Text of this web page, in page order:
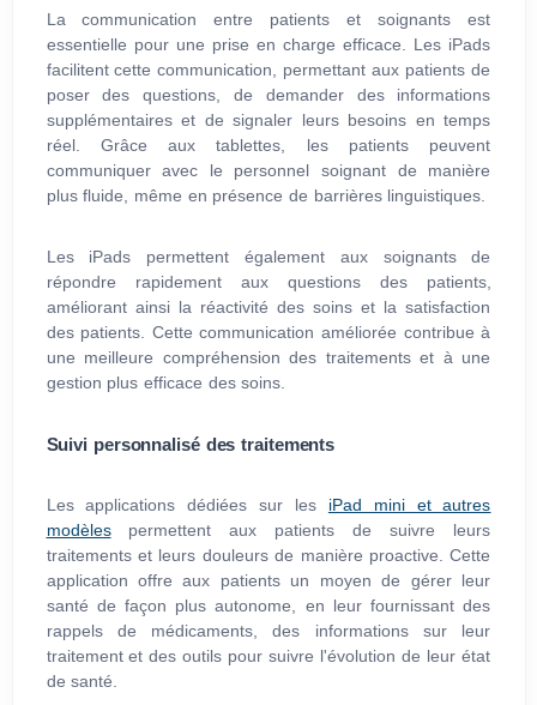
La communication entre patients et soignants est
essentielle pour une prise en charge efficace. Les iPads
facilitent cette communication, permettant aux patients de
poser des questions, de demander des informations
supplémentaires et de signaler leurs besoins en temps
réel. Grâce aux tablettes, les patients peuvent
communiquer avec le personnel soignant de manière
plus fluide, même en présence de barrières linguistiques.
Les iPads permettent également aux soignants de
répondre rapidement aux questions des patients,
améliorant ainsi la réactivité des soins et la satisfaction
des patients. Cette communication améliorée contribue à
une meilleure compréhension des traitements et à une
gestion plus efficace des soins.
Suivi personnalisé des traitements
Les applications dédiées sur les iPad mini et autres
modèlespermettent aux patients de suivre leurs
traitements et leurs douleurs de manière proactive. Cette
application offre aux patients un moyen de gérer leur
santé de façon plus autonome, en leur fournissant des
rappels de médicaments, des informations sur leur
traitement et des outils pour suivre l'évolution de leur état
de santé.